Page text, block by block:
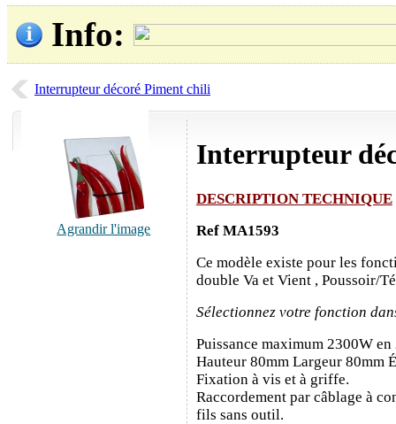
Info:
Interrupteur décoré Piment chili
Agrandir l'image
Interrupteur
DESCRIPTION TECHNIQUE
Ref MA1593
Ce modèle existe pour les
double Va et Vient , Poussoir/
Sélectionnez votre fonction
Puissance maximum 2300W
Hauteur 80mm Largeur 80mm
Fixation à vis et à griffe.
Raccordement par câblage à
fils sans outil.